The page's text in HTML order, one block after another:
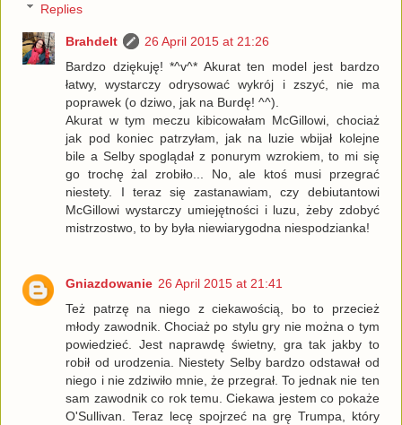
Replies
Brahdelt
26 April 2015 at 21:26
Bardzo dziękuję! *^v^* Akurat ten model jest bardzo
łatwy, wystarczy odrysować wykrój i zszyć, nie ma
poprawek (o dziwo, jak na Burdę! ^^).
Akurat w tym meczu kibicowałam McGillowi, chociaż
jak pod koniec patrzyłam, jak na luzie wbijał kolejne
bile a Selby spoglądał z ponurym wzrokiem, to mi się
go trochę żal zrobiło... No, ale ktoś musi przegrać
niestety. I teraz się zastanawiam, czy debiutantowi
McGillowi wystarczy umiejętności i luzu, żeby zdobyć
mistrzostwo, to by była niewiarygodna niespodzianka!
Gniazdowanie 26 April 2015 at 21:41
Też patrzę na niego z ciekawością, bo to przecież
młody zawodnik. Chociaż po stylu gry nie można o tym
powiedzieć. Jest naprawdę świetny, gra tak jakby to
robił od urodzenia. Niestety Selby bardzo odstawał od
niego i nie zdziwiło mnie, że przegrał. To jednak nie ten
sam zawodnik co rok temu. Ciekawa jestem co pokaże
O'Sullivan. Teraz lecę spojrzeć na grę Trumpa, który